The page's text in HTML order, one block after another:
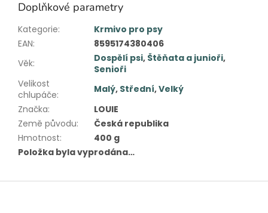
Doplňkové parametry
Kategorie:
Krmivo pro psy
EAN:
8595174380406
Věk: Dospělí psi, Štěňata a junioři,
Senioři
Velikost
chlupáče: Malý, Střední,Velký
Značka:
LOUIE
Země původu:
Česká republika
Hmotnost:
400 g
Položka byla vyprodána…
Z